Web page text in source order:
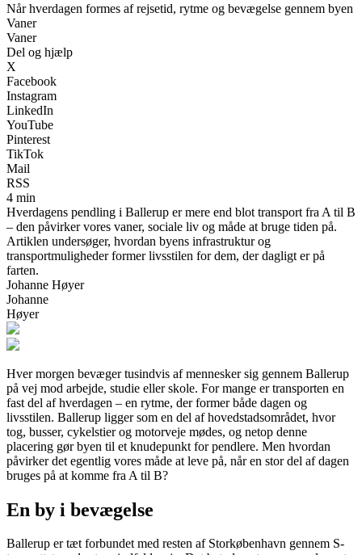
Når hverdagen formes af rejsetid, rytme og bevægelse gennem byen
Vaner
Vaner
Del og hjælp
X
Facebook
Instagram
LinkedIn
YouTube
Pinterest
TikTok
Mail
RSS
4 min
Hverdagens pendling i Ballerup er mere end blot transport fra A til B
– den påvirker vores vaner, sociale liv og måde at bruge tiden på.
Artiklen undersøger, hvordan byens infrastruktur og
transportmuligheder former livsstilen for dem, der dagligt er på
farten.
Johanne Høyer
Johanne
Høyer
Hver morgen bevæger tusindvis af mennesker sig gennem Ballerup
på vej mod arbejde, studie eller skole. For mange er transporten en
fast del af hverdagen – en rytme, der former både dagen og
livsstilen. Ballerup ligger som en del af hovedstadsområdet, hvor
tog, busser, cykelstier og motorveje mødes, og netop denne
placering gør byen til et knudepunkt for pendlere. Men hvordan
påvirker det egentlig vores måde at leve på, når en stor del af dagen
bruges på at komme fra A til B?
En by i bevægelse
Ballerup er tæt forbundet med resten af Storkøbenhavn gennem S-